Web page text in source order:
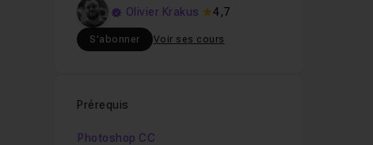
Olivier Krakus 4,7
S'abonner Voir ses cours
Prérequis
Photoshop CC